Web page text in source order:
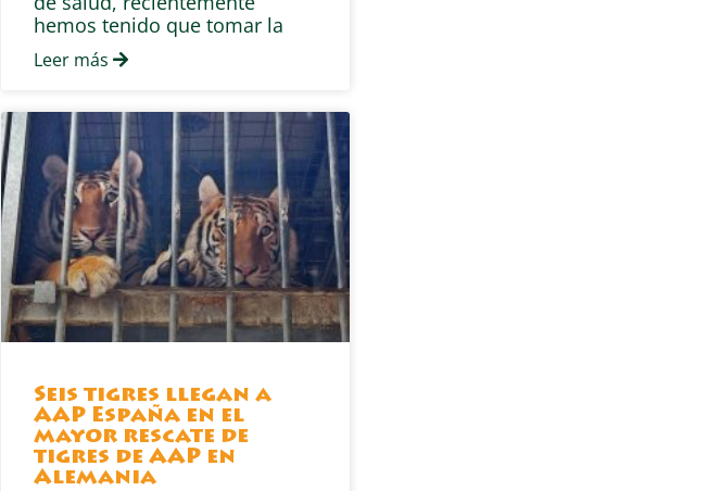
hemos tenido que tomar la
Leer más
Seis tigres llegan a
AAP España en el
mayor rescate de
tigres de AAP en
Alemania